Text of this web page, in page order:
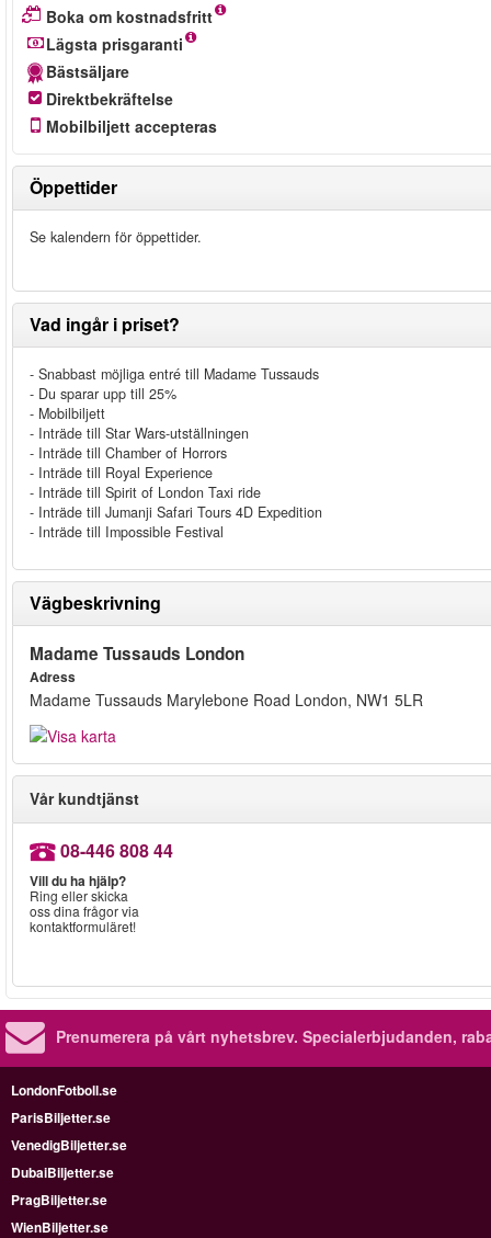
Boka om kostnadsfritt
Lägsta prisgaranti
Bästsäljare
Direktbekräftelse
Mobilbiljett accepteras
Öppettider
Se kalendern för öppettider.
Vad ingår i priset?
- Snabbast möjliga entré till Madame Tussauds
- Du sparar upp till 25%
- Mobilbiljett
- Inträde till Star Wars-utställningen
- Inträde till Chamber of Horrors
- Inträde till Royal Experience
- Inträde till Spirit of London Taxi ride
- Inträde till Jumanji Safari Tours 4D Expedition
- Inträde till Impossible Festival
Vägbeskrivning
Madame Tussauds London
Adress
Madame Tussauds Marylebone Road London, NW1 5LR
Vår kundtjänst
08-446 808 44
Vill du ha hjälp?
Ring eller skicka
oss dina frågor via
kontaktformuläret!
Prenumerera på vårt nyhetsbrev. Specialerbjudanden,
LondonFotboll.se
ParisBiljetter.se
VenedigBiljetter.se
DubaiBiljetter.se
PragBiljetter.se
WienBiljetter.se